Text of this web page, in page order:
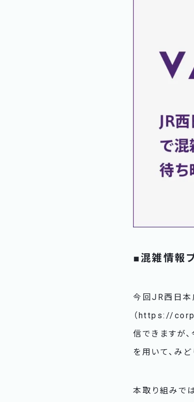
■混雑情報
今回JR西日本
（https://
信できますが
を用いて、み
本取り組みで